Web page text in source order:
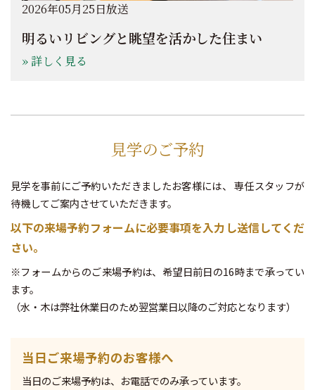
2026年05月25日放送
明るいリビングと眺望を活かした住まい
» 詳しく見る
見学のご予約
見学を事前にご予約いただきましたお客様には、
専任スタッフが
待機してご案内させていただきます。
以下の来場予約フォームに必要事項を入力し送信してくだ
さい。
※フォームからのご来場予約は、希望日前日の16時まで承ってい
ます。
（水・木は弊社休業日のため翌営業日以降のご対応となります）
当日ご来場予約のお客様へ
当日のご来場予約は、お電話でのみ承っています。